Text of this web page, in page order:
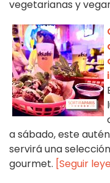
vegetarianas y
a sábado, este
servirá una
gourmet. [Seguir